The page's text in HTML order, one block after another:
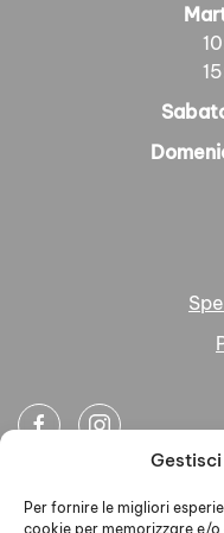
Per fornire le migliori
cookie per memorizzare e/